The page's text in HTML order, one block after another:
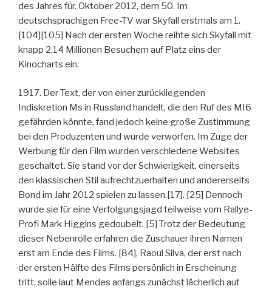
des Jahres für. Oktober 2012, dem 50. Im
deutschsprachigen Free-TV war Skyfall erstmals am 1.
[104][105] Nach der ersten Woche reihte sich Skyfall mit
knapp 2,14 Millionen Besuchern auf Platz eins der
Kinocharts ein.
1917. Der Text, der von einer zurückliegenden
Indiskretion Ms in Russland handelt, die den Ruf des MI6
gefährden könnte, fand jedoch keine große Zustimmung
bei den Produzenten und wurde verworfen. Im Zuge der
Werbung für den Film wurden verschiedene Websites
geschaltet. Sie stand vor der Schwierigkeit, einerseits
den klassischen Stil aufrechtzuerhalten und andererseits
Bond im Jahr 2012 spielen zu lassen.[17]. [25] Dennoch
wurde sie für eine Verfolgungsjagd teilweise vom Rallye-
Profi Mark Higgins gedoubelt. [5] Trotz der Bedeutung
dieser Nebenrolle erfahren die Zuschauer ihren Namen
erst am Ende des Films. [84], Raoul Silva, der erst nach
der ersten Hälfte des Films persönlich in Erscheinung
tritt, solle laut Mendes anfangs zunächst lächerlich auf